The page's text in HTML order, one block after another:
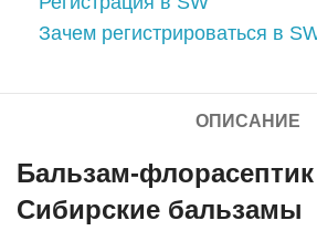
Зачем регистрироваться в
ОПИСАНИЕ
Бальзам-
Сибирские бальзамы